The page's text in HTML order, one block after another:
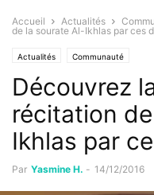
Accueil Actualités
de la sourate Al-Ikhlas par ces
Actualités Communauté
Découvrez
récitation
Ikhlas par
Par Yasmine H. - 14/12/2016